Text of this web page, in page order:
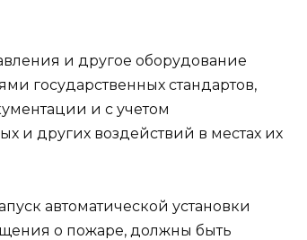
и другое оборудование
госу­дарственных стандартов,
и с учетом
и других воздействий в местах их
автома­тической установки
о пожаре, должны быть